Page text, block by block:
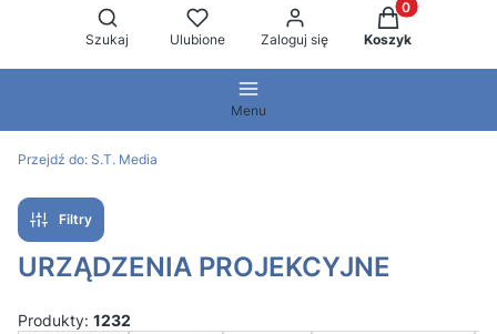
Otwórz wyszukiwarkę
Szukaj Ulubione Zaloguj się
Produkty w
Koszyk
Menu
Przejdź do: S.T. Media
Filtry
URZĄDZENIA PROJEKCYJNE
Produkty: 1232